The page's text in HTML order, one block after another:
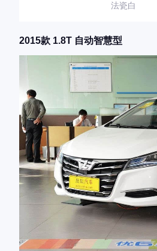
法瓷白
2015款 1.8T 自动智慧型